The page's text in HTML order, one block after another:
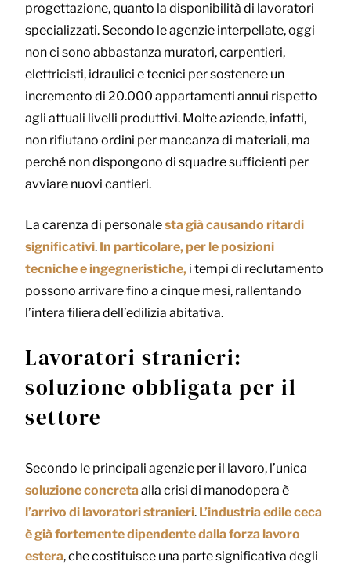
progettazione, quanto la disponibilità di lavoratori
specializzati. Secondo le agenzie interpellate, oggi
non ci sono abbastanza muratori, carpentieri,
elettricisti, idraulici e tecnici per sostenere un
incremento di 20.000 appartamenti annui rispetto
agli attuali livelli produttivi. Molte aziende, infatti,
non rifiutano ordini per mancanza di materiali, ma
perché non dispongono di squadre sufficienti per
avviare nuovi cantieri.
La carenza di personalesta già causando ritardi
significativi. In particolare, per le posizioni
tecniche e ingegneristiche, i tempi di reclutamento
possono arrivare fino a cinque mesi, rallentando
l’intera filiera dell’edilizia abitativa.
Lavoratori stranieri:
soluzione obbligata per il
settore
Secondo le principali agenzie per il lavoro, l’unica
soluzione concreta alla crisi di manodopera è
l’arrivo di lavoratori stranieri. L’industria edile ceca
è già fortemente dipendente dalla forza lavoro
estera, che costituisce una parte significativa degli